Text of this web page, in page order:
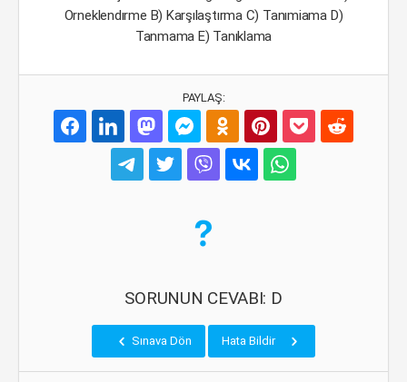
Orneklendırme B) Karşılaştırma C) Tanımiama D)
Tanmama E) Tanıklama
PAYLAŞ:
SORUNUN CEVABI: D
Sınava Dön Hata Bildir